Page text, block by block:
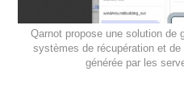
Qarnot propose une solution de
systèmes de récupération et
générée par les